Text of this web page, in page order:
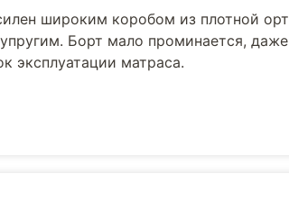
широким коробом из плотной
Борт мало проминается,
эксплуатации матраса.